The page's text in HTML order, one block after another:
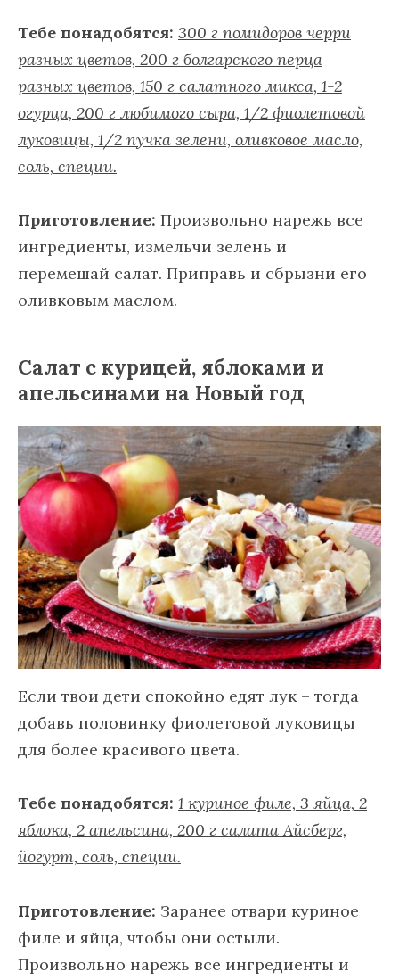
Тебе понадобятся: 300 г помидоров черри
разных цветов, 200 г болгарского перца
разных цветов, 150 г салатного микса, 1-2
огурца, 200 г любимого сыра, 1/2 фиолетовой
луковицы, 1/2 пучка зелени, оливковое масло,
соль, специи.
Приготовление: Произвольно нарежь все
ингредиенты, измельчи зелень и
перемешай салат. Приправь и сбрызни его
оливковым маслом.
Салат с курицей, яблоками и
апельсинами на Новый год
Если твои дети спокойно едят лук – тогда
добавь половинку фиолетовой луковицы
для более красивого цвета.
Тебе понадобятся: 1 куриное филе, 3 яйца, 2
яблока, 2 апельсина, 200 г салата Айсберг,
йогурт, соль, специи.
Приготовление: Заранее отвари куриное
филе и яйца, чтобы они остыли.
Произвольно нарежь все ингредиенты и